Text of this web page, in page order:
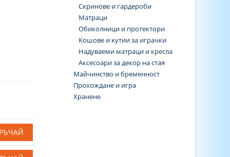
Скринове и гардероби
Матраци
Обиколници и протектори
Koшове и кутии за играчки
Надуваеми матраци и кресла
Аксесоари за декор на стая
Майчинство и бременност
Прохождане и игра
Хранене